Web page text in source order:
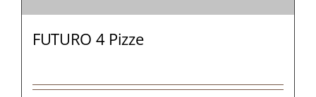
FUTURO 4 Pizze